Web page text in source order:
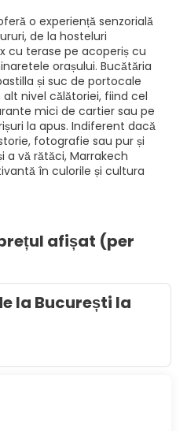
o experiență senzorială
de la hosteluri
cu terase pe acoperiș cu
orașului. Bucătăria
și suc de portocale
nivel călătoriei, fiind cel
mici de cartier sau pe
la apus. Indiferent dacă
fotografie sau pur și
a vă rătăci, Marrakech
în culorile și cultura
afișat (per
la București la